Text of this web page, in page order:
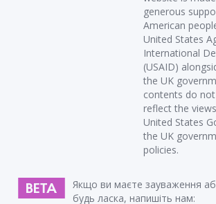
generous
American
United States
International
(USAID)
the UK
contents do
reflect the
United States
the UK
policies.
Якщо ви маєте зауваження
будь ласка, напишіть нам: